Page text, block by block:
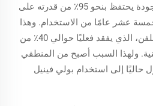
بولي فينيل كلورايد عالي الجودة يحتفظ بنحو 95٪ من قدرته على
عشر عامًا من الاستخدام. وهذا
أفضل بكثير من الفولاذ المجلفن، الذي يفقد فعليًا حوالي 40٪ من
ولهذا السبب أصبح من المنطقي
حاليًا إلى استخدام بولي فينيل